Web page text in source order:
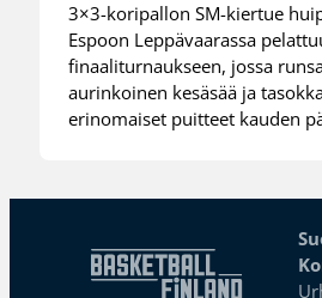
3×3-koripallon SM-kiertue
Espoon Leppävaarassa
finaaliturnaukseen, jossa
aurinkoinen kesäsää ja
erinomaiset puitteet kauden